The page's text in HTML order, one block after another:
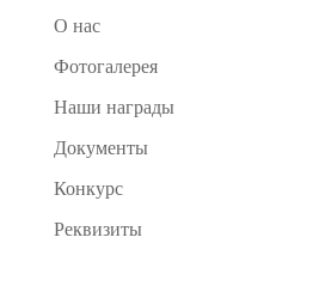
О нас
Фотогалерея
Наши награды
Документы
Конкурс
Реквизиты